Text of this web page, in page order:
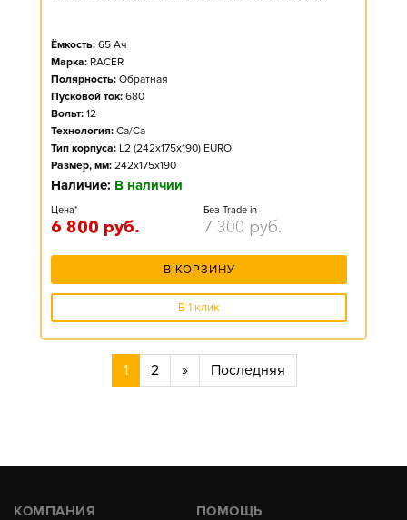
Ёмкость: 65 Ач
Марка: RACER
Полярность: Обратная
Пусковой ток: 680
Вольт: 12
Технология: Ca/Ca
Тип корпуса: L2 (242x175x190) EURO
Размер, мм: 242x175x190
Наличие: В наличии
Цена*
6 800 руб.
Без Trade-in
7 300 руб.
В КОРЗИНУ
В 1 клик
1 2 » Последняя
КОМПАНИЯ ПОМОЩЬ